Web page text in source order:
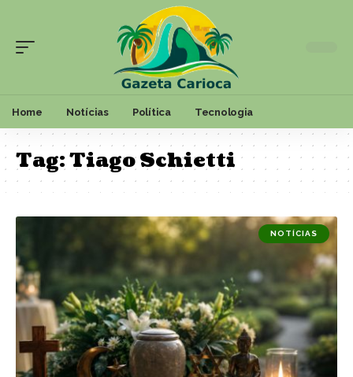
Home Notícias Política Tecnologia
Tag:Tiago Schietti
NOTÍCIAS